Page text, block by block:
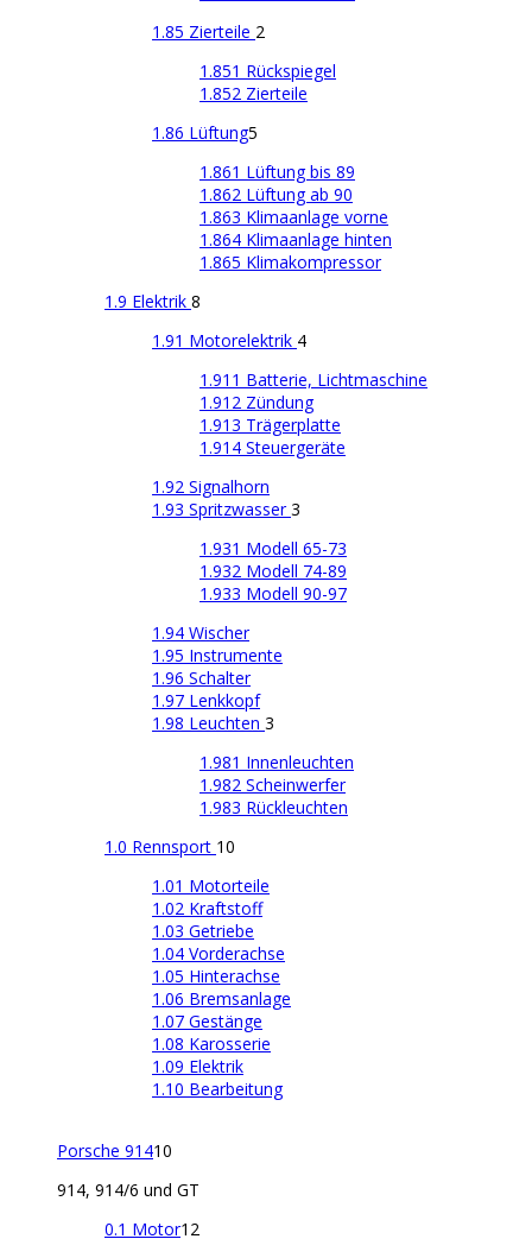
1.85 Zierteile 2
1.851 Rückspiegel
1.852 Zierteile
1.86 Lüftung5
1.861 Lüftung bis 89
1.862 Lüftung ab 90
1.863 Klimaanlage vorne
1.864 Klimaanlage hinten
1.865 Klimakompressor
1.9 Elektrik 8
1.91 Motorelektrik 4
1.911 Batterie, Lichtmaschine
1.912 Zündung
1.913 Trägerplatte
1.914 Steuergeräte
1.92 Signalhorn
1.93 Spritzwasser3
1.931 Modell 65-73
1.932 Modell 74-89
1.933 Modell 90-97
1.94 Wischer
1.95 Instrumente
1.96 Schalter
1.97 Lenkkopf
1.98 Leuchten 3
1.981 Innenleuchten
1.982 Scheinwerfer
1.983 Rückleuchten
1.0 Rennsport 10
1.01 Motorteile
1.02 Kraftstoff
1.03 Getriebe
1.04 Vorderachse
1.05 Hinterachse
1.06 Bremsanlage
1.07 Gestänge
1.08 Karosserie
1.09 Elektrik
1.10 Bearbeitung
Porsche 91410
914, 914/6 und GT
0.1 Motor12